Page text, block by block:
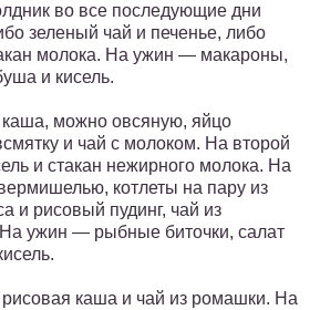
во все последующие дни
зеленый чай и печенье, либо
молока. На ужин — макароны,
и кисель.
можно овсяную, яйцо
и чай с молоком. На второй
и стакан нежирного молока. На
котлеты на пару из
и рисовый пудинг, чай из
ужин — рыбные биточки, салат
каша и чай из ромашки. На